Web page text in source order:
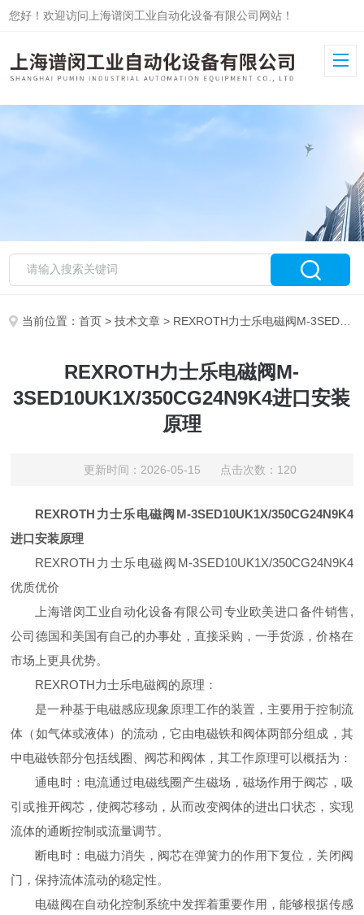
您好！欢迎访问上海谱闵工业自动化设备有限公司网站！
当前位置：首页 >技术文章 > REXROTH力士乐电磁阀M-3SED10UK1X/350CG24N9K4进口安装原理
REXROTH力士乐电磁阀M-
3SED10UK1X/350CG24N9K4进口安装
原理
更新时间：2026-05-15 点击次数：120
REXROTH力士乐电磁阀M-3SED10UK1X/350CG24N9K4
进口安装原理
REXROTH力士乐电磁阀M-3SED10UK1X/350CG24N9K4
优质优价
上海谱闵工业自动化设备有限公司专业欧美进口备件销售,
公司德国和美国有自己的办事处，直接采购，一手货源，价格在
市场上更具优势。
REXROTH力士乐电磁阀的原理：
是一种基于电磁感应现象原理工作的装置，主要用于控制流
体（如气体或液体）的流动，它由电磁铁和阀体两部分组成，其
中电磁铁部分包括线圈、阀芯和阀体，其工作原理可以概括为：
通电时：电流通过电磁线圈产生磁场，磁场作用于阀芯，吸
引或推开阀芯，使阀芯移动，从而改变阀体的进出口状态，实现
流体的通断控制或流量调节。
断电时：电磁力消失，阀芯在弹簧力的作用下复位，关闭阀
门，保持流体流动的稳定性。
电磁阀在自动化控制系统中发挥着重要作用，能够根据传感